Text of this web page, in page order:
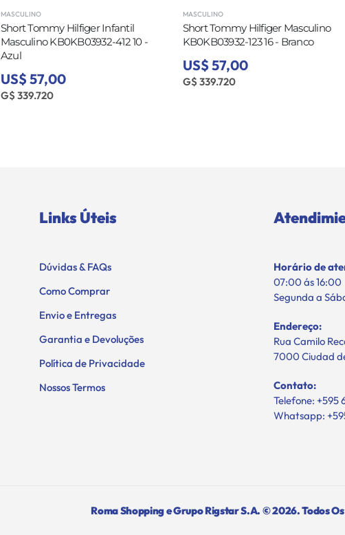
MASCULINO
Short Tommy Hilfiger Infantil
Masculino KB0KB03932-412 10 -
Azul
US$ 57,00
G$ 339.720
MASCULINO
Short Tommy Hilfiger Masculino
KB0KB03932-123 16 - Branco
US$ 57,00
G$ 339.720
Links Úteis
Dúvidas & FAQs
Como Comprar
Envio e Entregas
Garantia e Devoluções
Política de Privacidade
Nossos Termos
Horário de
07:00 ás 16:00
Segunda a
Endereço:
Rua Camilo
7000 Ciudad
Contato:
Telefone: +595
Whatsapp:
Roma Shopping e Grupo Rigstar S.A. © 2026. Todos